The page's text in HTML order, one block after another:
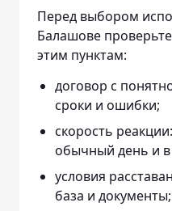
Перед выбором
Балашове
этим пунктам:
договор с
сроки и ошибки;
скорость
обычный день и
условия
база и документы;